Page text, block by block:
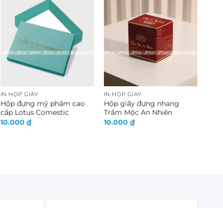
IN HỘP GIẤY
Hộp đựng mỹ phẩm cao
cấp Lotus Comestic
10.000 ₫
IN HỘP GIẤY
Hộp giấy đựng nhang
Trầm Mộc An Nhiên
10.000 ₫